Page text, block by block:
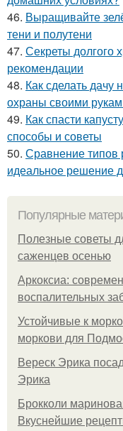
46. Выращивайте
тени и полутени
47. Секреты долгого
рекомендации
48. Как сделать дачу
охраны своими
49. Как спасти
способы и советы
50. Сравнение типов
идеальное решение
Популярные
Полезные советы
саженцев осенью
Аркоксиа:
воспалительных
Устойчивые к
моркови для
Вереск Эрика
Эрика
Брокколи
Вкуснейшие